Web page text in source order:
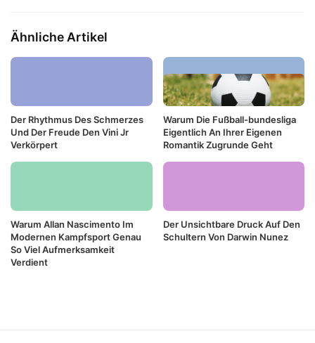
Ähnliche Artikel
Der Rhythmus Des Schmerzes
Und Der Freude Den Vini Jr
Verkörpert
Warum Die Fußball-bundesliga
Eigentlich An Ihrer Eigenen
Romantik Zugrunde Geht
Warum Allan Nascimento Im
Modernen Kampfsport Genau
So Viel Aufmerksamkeit
Verdient
Der Unsichtbare Druck Auf Den
Schultern Von Darwin Nunez